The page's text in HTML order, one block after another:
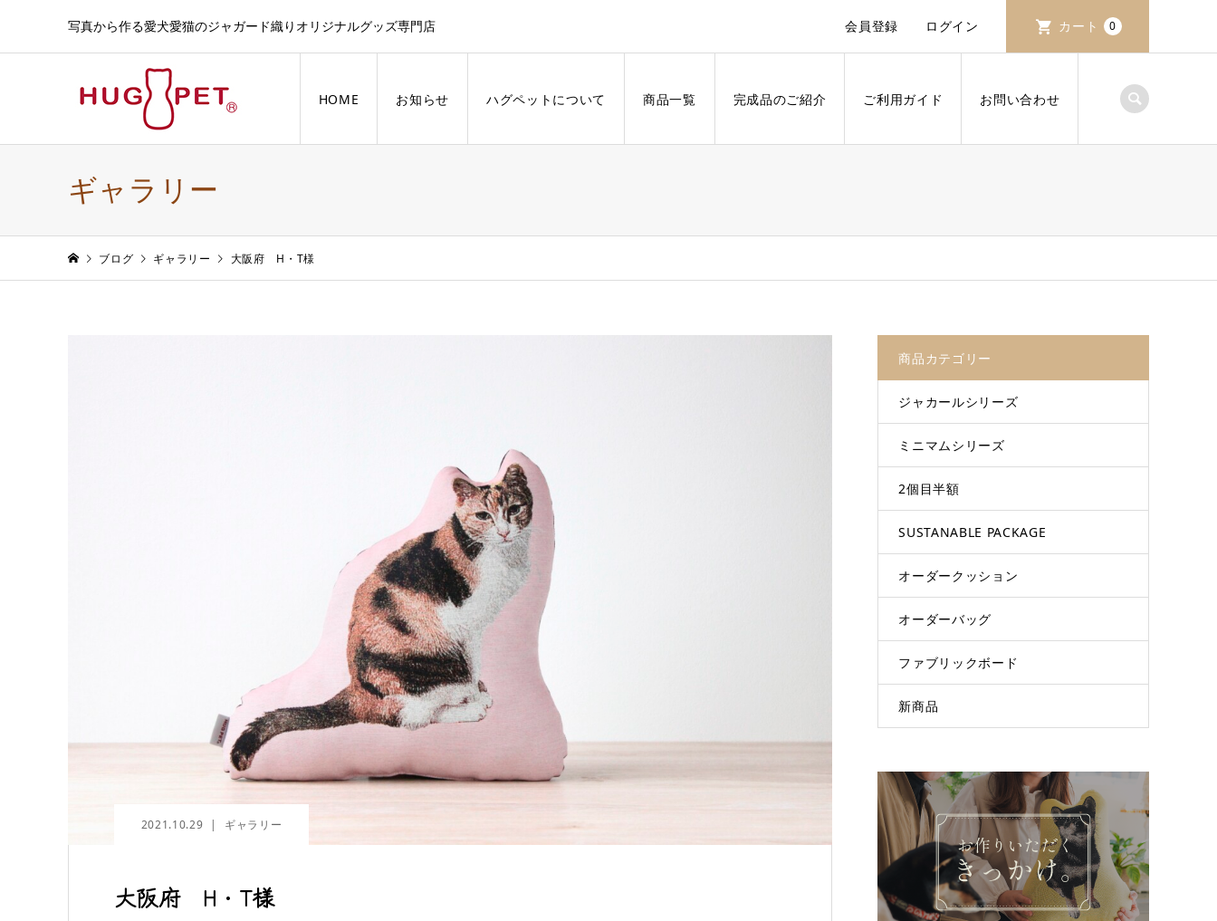
写真から作る愛犬愛猫のジャガード織りオリジナルグッズ専門店 会員登録 ログイン カート 0
HOME お知らせ ハグペットについて 商品一覧 完成品のご紹介 ご利用ガイド お問い合わせ
ギャラリー
ブログ ギャラリー 大阪府 H・T様
2021.10.29 ギャラリー
大阪府 H・T様
商品カテゴリー
ジャカールシリーズ
ミニマムシリーズ
2個目半額
SUSTANABLE PACKAGE
オーダークッション
オーダーバッグ
ファブリックボード
新商品